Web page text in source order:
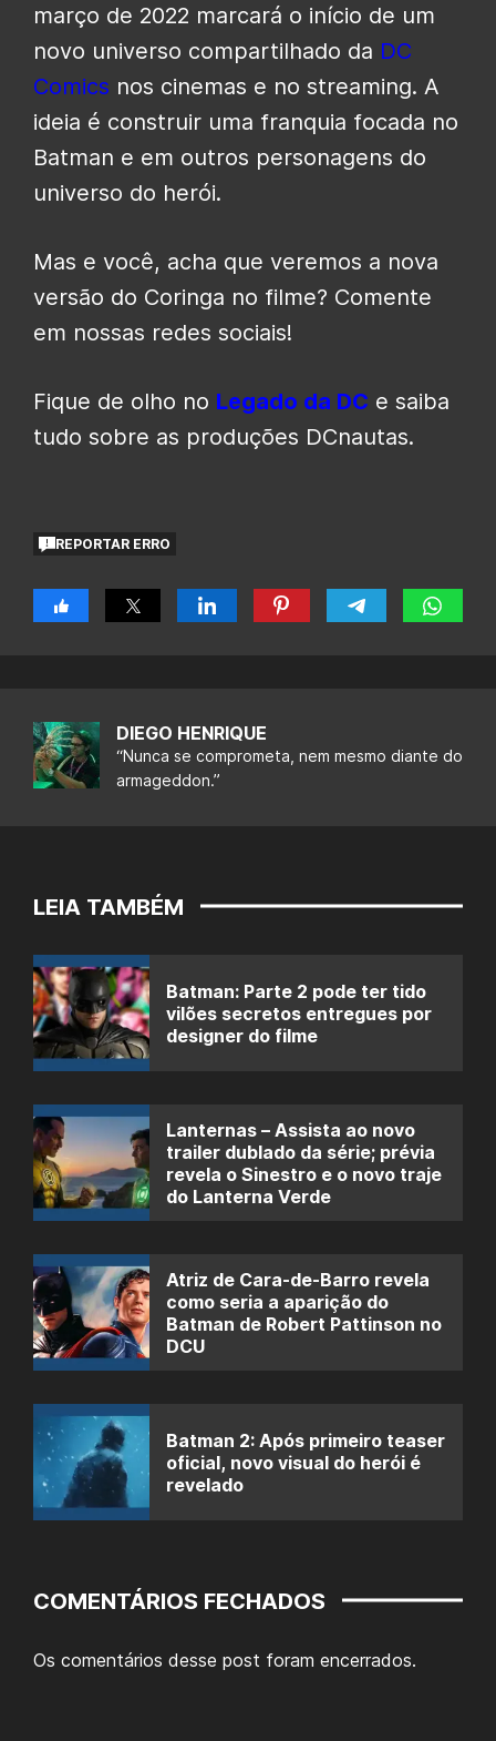
março de 2022 marcará o início de um
novo universo compartilhado da DC
Comics nos cinemas e no streaming. A
ideia é construir uma franquia focada no
Batman e em outros personagens do
universo do herói.
Mas e você, acha que veremos a nova
versão do Coringa no filme? Comente
em nossas redes sociais!
Fique de olho no Legado da DC e saiba
tudo sobre as produções DCnautas.
REPORTAR ERRO
DIEGO HENRIQUE
“Nunca se comprometa, nem mesmo diante do
armageddon.”
LEIA TAMBÉM
Batman: Parte 2 pode ter tido
vilões secretos entregues por
designer do filme
Lanternas – Assista ao novo
trailer dublado da série; prévia
revela o Sinestro e o novo traje
do Lanterna Verde
Atriz de Cara-de-Barro revela
como seria a aparição do
Batman de Robert Pattinson no
DCU
Batman 2: Após primeiro teaser
oficial, novo visual do herói é
revelado
COMENTÁRIOS FECHADOS
Os comentários desse post foram encerrados.